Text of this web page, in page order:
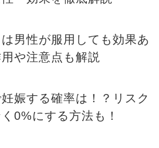
男性が服用しても効果あ
や注意点も解説
娠する確率は！？リスク
0%にする方法も！